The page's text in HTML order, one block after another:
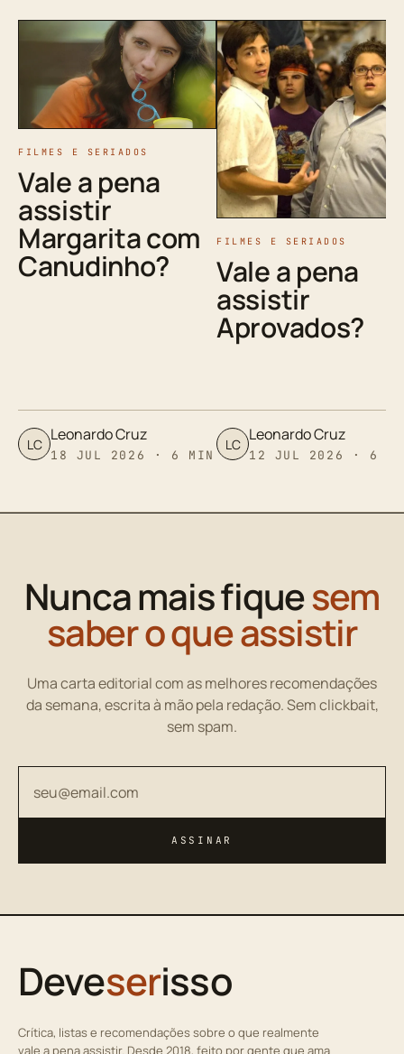
FILMES E SERIADOS
Vale a pena
assistir
Margarita com
Canudinho?
LC Leonardo Cruz
18 JUL 2026 · 6 MIN
FILMES E SERIADOS
Vale a pena
assistir
Aprovados?
LC Leonardo Cruz
12 JUL 2026 · 6
Nunca mais fiquesem
saber o que assistir
Uma carta editorial com as melhores recomendações
da semana, escrita à mão pela redação. Sem clickbait,
sem spam.
ASSINAR
Deveserisso
Crítica, listas e recomendações sobre o que realmente
vale a pena assistir. Desde 2018, feito por gente que ama